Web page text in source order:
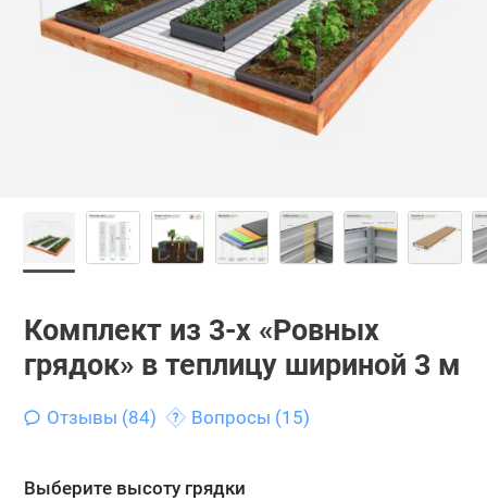
Комплект из 3-х «Ровных
грядок» в теплицу шириной 3 м
Отзывы (84) Вопросы (15)
Выберите высоту грядки